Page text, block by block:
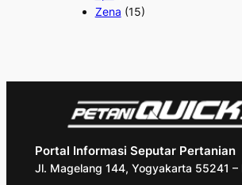
Zena (15)
Portal Informasi Seputar Pertanian
Jl. Magelang 144, Yogyakarta 55241 –